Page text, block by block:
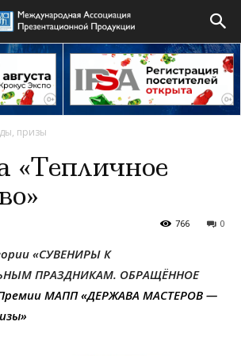
призы
«Тепличное
0
766
«СУВЕНИРЫ К
ПРАЗДНИКАМ. ОБРАЩЁННОЕ
МАПП «ДЕРЖАВА МАСТЕРОВ —